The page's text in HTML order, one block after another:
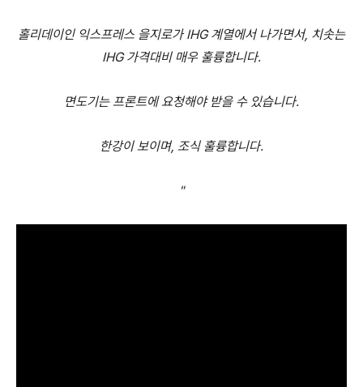
홀리데이인 익스프레스 을지로가IHG계열에서 나가면서, 치솟는
IHG가격대비 매우 훌륭합니다.
면도기는 프론트에 요청해야 받을 수 있습니다.
한강이 보이며, 조식 훌륭합니다.
"